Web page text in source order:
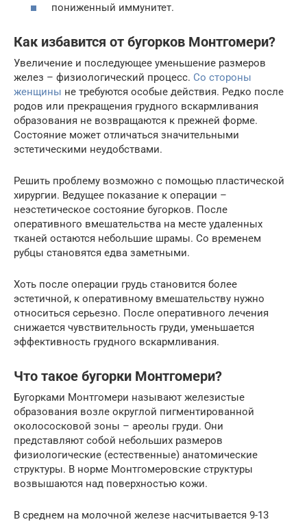
пониженный иммунитет.
Как избавится от бугорков Монтгомери?
Увеличение и последующее уменьшение размеров
желез – физиологический процесс. Со стороны
женщины не требуются особые действия. Редко после
родов или прекращения грудного вскармливания
образования не возвращаются к прежней форме.
Состояние может отличаться значительными
эстетическими неудобствами.
Решить проблему возможно с помощью пластической
хирургии. Ведущее показание к операции –
неэстетическое состояние бугорков. После
оперативного вмешательства на месте удаленных
тканей остаются небольшие шрамы. Со временем
рубцы становятся едва заметными.
Хоть после операции грудь становится более
эстетичной, к оперативному вмешательству нужно
относиться серьезно. После оперативного лечения
снижается чувствительность груди, уменьшается
эффективность грудного вскармливания.
Что такое бугорки Монтгомери?
Бугорками Монтгомери называют железистые
образования возле округлой пигментированной
околососковой зоны – ареолы груди. Они
представляют собой небольших размеров
физиологические (естественные) анатомические
структуры. В норме Монтгомеровские структуры
возвышаются над поверхностью кожи.
В среднем на молочной железе насчитывается 9-13